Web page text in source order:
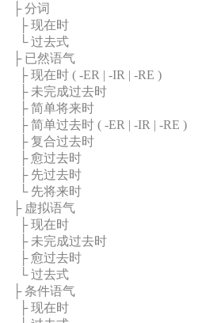
├ 分词
├ 现在时
└ 过去式
├ 已然语气
├ 现在时 ( -ER | -IR | -RE )
├ 未完成过去时
├ 简单将来时
├ 简单过去时 ( -ER | -IR | -RE )
├ 复合过去时
├ 愈过去时
├ 先过去时
└ 先将来时
├ 虚拟语气
├ 现在时
├ 未完成过去时
├ 愈过去时
└ 过去式
├ 条件语气
├ 现在时